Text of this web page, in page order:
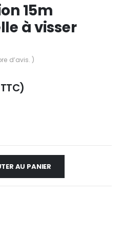
15m
à visser
d’avis. )
TTC)
AU PANIER